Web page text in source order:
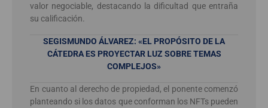
valor negociable, destacando la dificultad que entraña
su calificación.
SEGISMUNDO ÁLVAREZ: «EL PROPÓSITO DE LA
CÁTEDRA ES PROYECTAR LUZ SOBRE TEMAS
COMPLEJOS»
En cuanto al derecho de propiedad, el ponente comenzó
planteando si los datos que conforman los NFTs pueden